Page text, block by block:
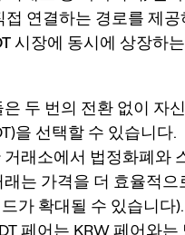
연결하는 경로를 제공
시장에 동시에 상장하
두 번의 전환 없이 자
을 선택할 수 있습니다.
래소에서 법정화폐와
는 가격을 더 효율적으
가 확대될 수 있습니다).
페어는 KRW 페어와